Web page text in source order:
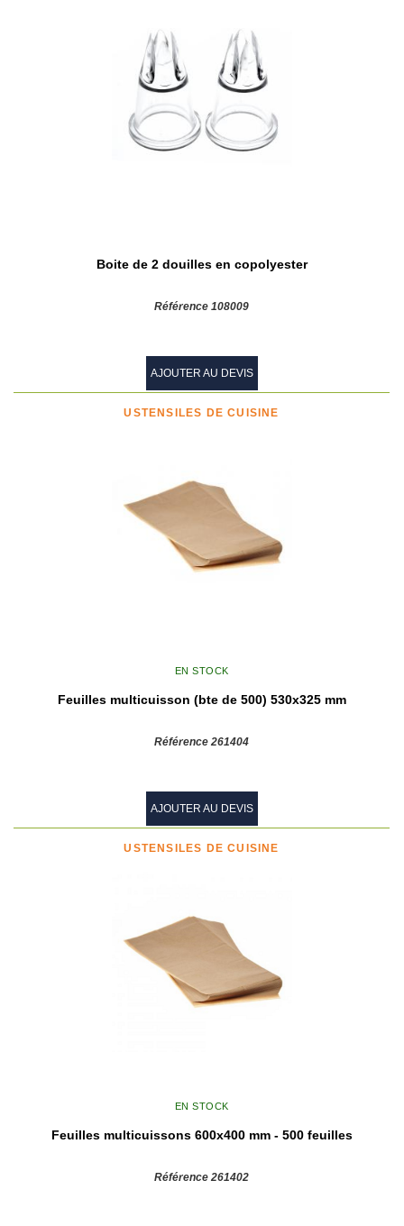
Boite de 2 douilles en copolyester
Référence 108009
AJOUTER AU DEVIS
USTENSILES DE CUISINE
EN STOCK
Feuilles multicuisson (bte de 500) 530x325 mm
Référence 261404
AJOUTER AU DEVIS
USTENSILES DE CUISINE
EN STOCK
Feuilles multicuissons 600x400 mm - 500 feuilles
Référence 261402